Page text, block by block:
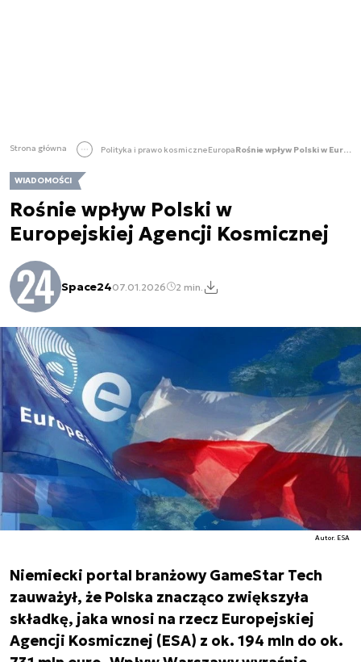
Strona główna Polityka i prawo kosmiczneEuropa Rośnie wpływ Polski w Europejskiej Agencji Kosmicznej
WIADOMOŚCI
Rośnie wpływ Polski w
Europejskiej Agencji Kosmicznej
Space2407.01.2026 2 min.
Autor. ESA
Niemiecki portal branżowy GameStar Tech
zauważył, że Polska znacząco zwiększyła
składkę, jaka wnosi na rzecz Europejskiej
Agencji Kosmicznej (ESA) z ok. 194 mln do ok.